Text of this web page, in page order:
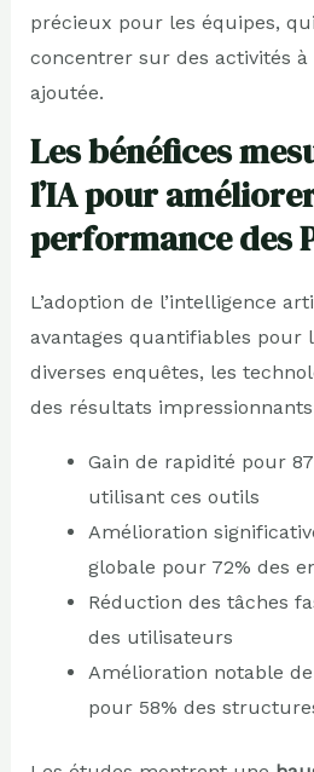
précieux pour les équipes,
concentrer sur des activités
ajoutée.
Les bénéfices
l’IA pour
performance des
L’adoption de l’intelligence
avantages quantifiables pour
diverses enquêtes, les
des résultats
Gain de rapidité pour
utilisant ces outils
Amélioration
globale pour 72% des
Réduction des tâches
des utilisateurs
Amélioration notable
pour 58% des